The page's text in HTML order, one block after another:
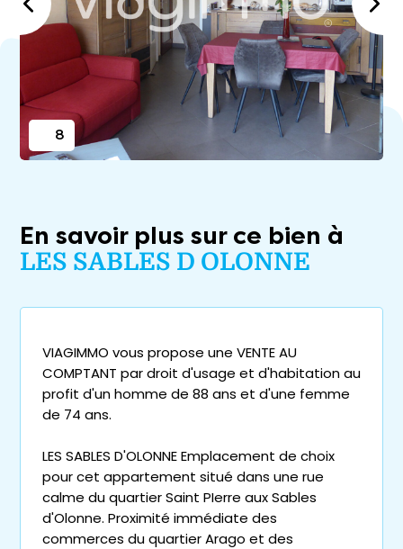
8
En savoir plus sur ce bien à
LES SABLES D OLONNE
VIAGIMMO vous propose une VENTE AU
COMPTANT par droit d'usage et d'habitation au
profit d'un homme de 88 ans et d'une femme
de 74 ans.
LES SABLES D'OLONNE Emplacement de choix
pour cet appartement situé dans une rue
calme du quartier Saint PIerre aux Sables
d'Olonne. Proximité immédiate des
commerces du quartier Arago et des